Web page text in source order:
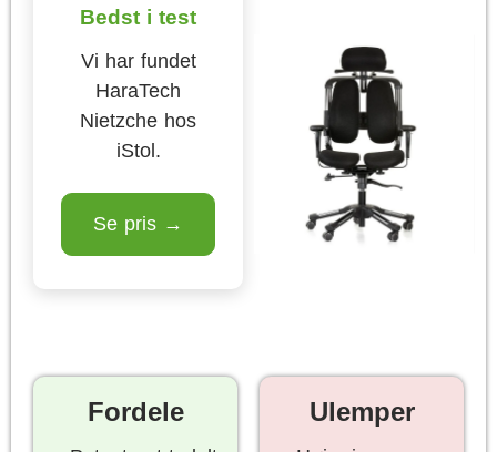
Bedst i test
Vi har fundet
HaraTech
Nietzche hos
iStol.
Se pris →
Fordele Ulemper